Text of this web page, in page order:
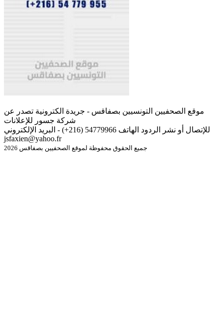
موقع الصحفيين التونسيين بصفاقس - جريدة الكترونية تصدر عن
شركة جسور للإعلانات
للإتصال أو نشر الردود الهاتف 54779966 (216+) - البريد الإلكتروني
jsfaxien@yahoo.fr
جميع الحقوق محفوظة لموقع الصحفيين بصفاقس 2026